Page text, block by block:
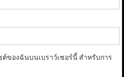
ของฉันบนเบราว์เซอร์นี้ สำหรับการ